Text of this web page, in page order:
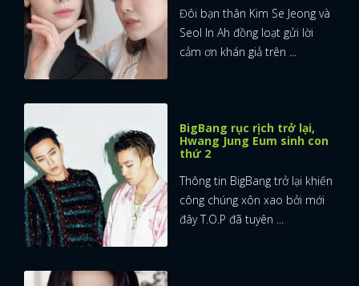
Đôi bạn thân Kim Se Jeong và
Seol In Ah đồng loạt gửi lời
cảm ơn khán giả trên ...
BigBang rục rịch trở lại,
Hwang Jung Eum sinh con
thứ 2
Thông tin BigBang trở lại khiến
công chúng xôn xao bởi mới
đây T.O.P đã tuyên ...